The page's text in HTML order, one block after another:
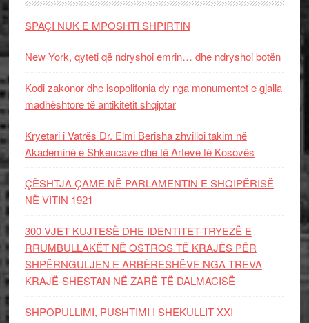
SPAÇI NUK E MPOSHTI SHPIRTIN
New York, qyteti që ndryshoi emrin… dhe ndryshoi botën
Kodi zakonor dhe isopolifonia dy nga monumentet e gjalla
madhështore të antikitetit shqiptar
Kryetari i Vatrës Dr. Elmi Berisha zhvilloi takim në
Akademinë e Shkencave dhe të Arteve të Kosovës
ÇËSHTJA ÇAME NË PARLAMENTIN E SHQIPËRISË
NË VITIN 1921
300 VJET KUJTESË DHE IDENTITET-TRYEZË E
RRUMBULLAKËT NË OSTROS TË KRAJËS PËR
SHPËRNGULJEN E ARBËRESHËVE NGA TREVA
KRAJË-SHESTAN NË ZARË TË DALMACISË
SHPOPULLIMI, PUSHTIMI I SHEKULLIT XXI